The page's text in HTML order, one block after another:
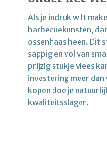
Als je indruk wilt
barbecuekunsten,
ossenhaas heen. Dit
sappig en vol van
prijzig stukje vlees
investering meer dan
kopen doe je
kwaliteitsslager.